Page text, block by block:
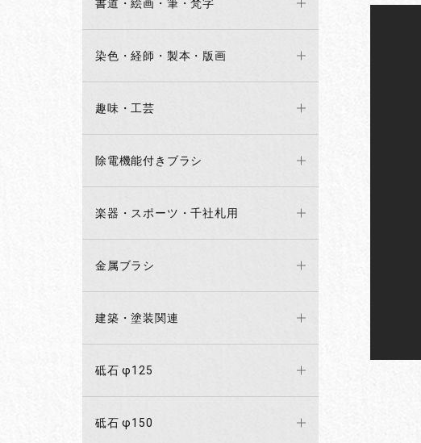
書道・絵画・筆・梵字
染色・経師・製本・版画
趣味・工芸
除電機能付きブラシ
楽器・スポーツ・千社札用
金属ブラシ
建築・塗装関連
砥石 φ125
砥石 φ150